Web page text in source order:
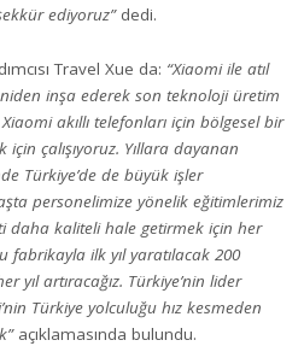
ediyoruz”dedi.
Travel Xue da: “Xiaomi ile atıl
inşa ederek son teknoloji üretim
akıllı telefonları için bölgesel bir
çalışıyoruz. Yıllara dayanan
Türkiye’de de büyük işler
personelimize yönelik eğitimlerimiz
daha kaliteli hale getirmek için her
fabrikayla ilk yıl yaratılacak 200
yıl artıracağız. Türkiye’nin lider
Türkiye yolculuğu hız kesmeden
açıklamasında bulundu.